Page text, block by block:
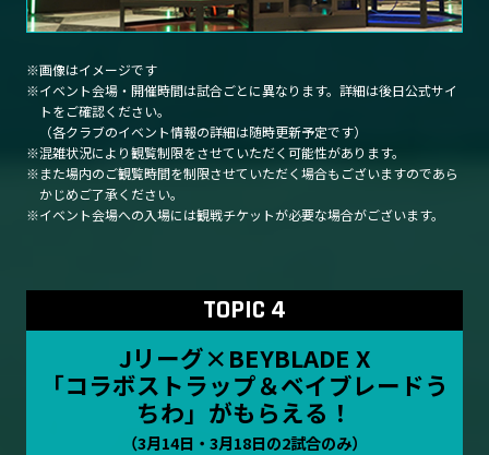
画像はイメージです
イベント会場・開催時間は試合ごとに異なります。詳細は後日公式サイ
トをご確認ください。
（各クラブのイベント情報の詳細は随時更新予定です）
混雑状況により観覧制限をさせていただく可能性があります。
また場内のご観覧時間を制限させていただく場合もございますのであら
かじめご了承ください。
イベント会場への入場には観戦チケットが必要な場合がございます。
TOPIC 4
Jリーグ×BEYBLADE X
「コラボストラップ＆ベイブレードう
ちわ」がもらえる！
（3月14日・3月18日の2試合のみ）